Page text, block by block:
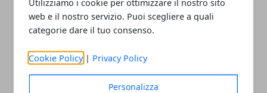
Utilizziamo i cookie per ottimizzare il nostro sito
web e il nostro servizio. Puoi scegliere a quali
categorie dare il tuo consenso.
Cookie Policy | Privacy Policy
Personalizza
prodotti sempre più contenuti (e sempre più
performanti, nonostante ciò) e se dovessimo
spendere qualche euro in più… pazienza, ottimizzare
gli spazi ci regalerà giornate più serene e
sicuramente più produttive!